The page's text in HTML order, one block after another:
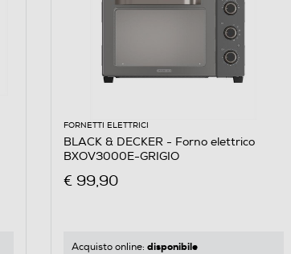
FORNETTI ELETTRICI
BLACK & DECKER - Forno elettrico
BXOV3000E-GRIGIO
€ 99,90
Acquisto online: disponibile